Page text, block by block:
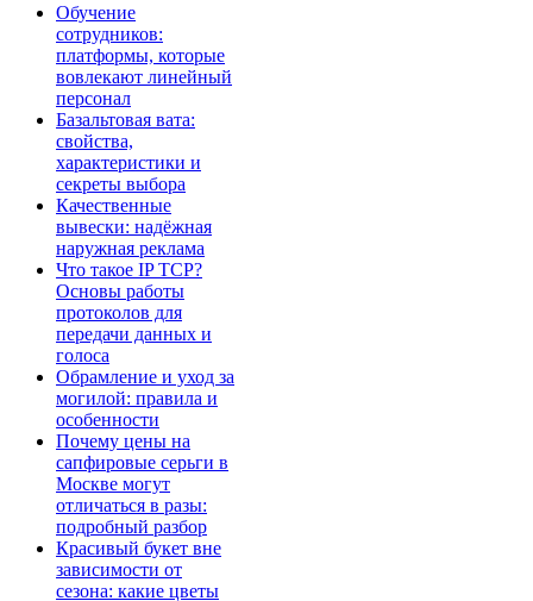
Обучение
сотрудников:
платформы, которые
вовлекают линейный
персонал
Базальтовая вата:
свойства,
характеристики и
секреты выбора
Качественные
вывески: надёжная
наружная реклама
Что такое IP TCP?
Основы работы
протоколов для
передачи данных и
голоса
Обрамление и уход за
могилой: правила и
особенности
Почему цены на
сапфировые серьги в
Москве могут
отличаться в разы:
подробный разбор
Красивый букет вне
зависимости от
сезона: какие цветы